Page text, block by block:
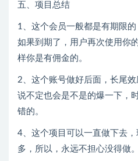
五、项目总结
1、这个会员一般都是有期限
如果到期了，用户再次使用你
样你是有佣金的。
2、这个账号做好后面，长尾
说不定也会是不是的爆一下，
错的。
4、这个项目可以一直做下去
多，所以，永远不担心没得做。